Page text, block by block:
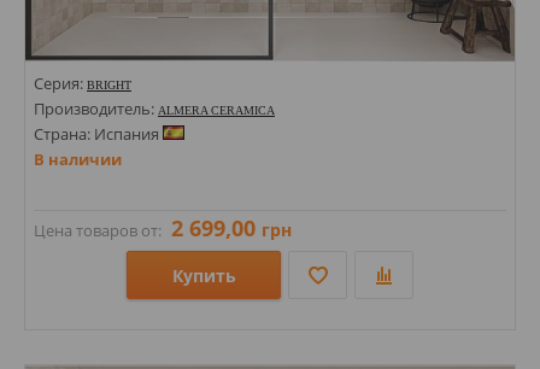
Серия: BRIGHT
Производитель: ALMERA CERAMICA
Страна: Испания
В наличии
Цена товаров от: 2 699,00 грн
Купить